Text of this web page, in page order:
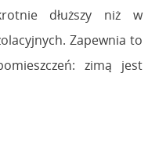
dłuższy niż w
Zapewnia to
zimą jest